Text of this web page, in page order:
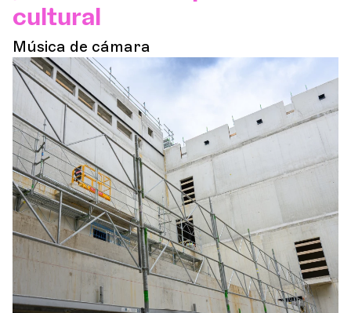
cultural
Música de cámara
Participación cultural
Orquesta y músicos
LA OCG
Espacio Pro
Iniciar sesión